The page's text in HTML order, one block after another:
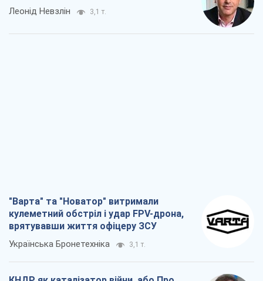
Леонід Невзлін 3,1 т.
"Варта" та "Новатор" витримали
кулеметний обстріл і удар FPV-дрона,
врятувавши життя офіцеру ЗСУ
Українська Бронетехніка 3,1 т.